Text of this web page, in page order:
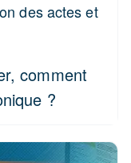
des actes et
comment
?